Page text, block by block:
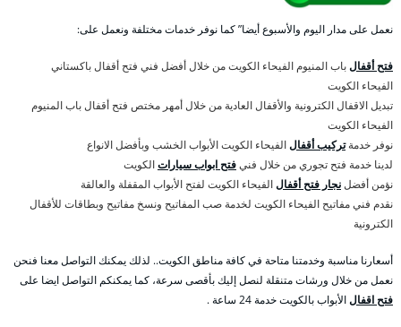
نعمل على مدار اليوم والأسبوع أيضا” كما نوفر خدمات مختلفة ونعمل على:
فتح أقفالباب المنيوم الفيحاء الكويت من خلال أفضل فني فتح أقفال باكستاني
الفيحاء الكويت
تبديل الاقفال الكترونية والأقفال العادية من خلال أمهر مختص فتح أقفال باب المنيوم
الفيحاء الكويت
نوفر خدمةتركيب أقفالالفيحاء الكويت الأبواب الخشب وبأفضل الانواع
لدينا خدمة فتح تجوري من خلال فنيفتح ابواب سياراتالكويت
نؤمن أفضلنجار فتح أقفالالفيحاء الكويت لفتح الأبواب المقفلة والعالقة
نقدم فني مفاتيح الفيحاء الكويت لخدمة صب المفاتيح ونسخ مفاتيح وبطاقات للأقفال
الكترونية
أسعارنا مناسبة وخدمتنا متاحة في كافة مناطق الكويت.. لذلك يمكنك التواصل معنا فنحن
نعمل من خلال ورشات متنقلة لنصل إليك بأقصى سرعة، كما يمكنكم التواصل ايضا على
فتح اقفالالأبواب بالكويت خدمة 24 ساعة .